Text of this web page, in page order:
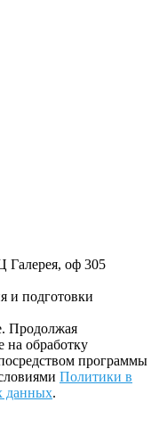
Галерея, оф 305
и подготовки
Продолжая
на обработку
программы
Политики в
данных.